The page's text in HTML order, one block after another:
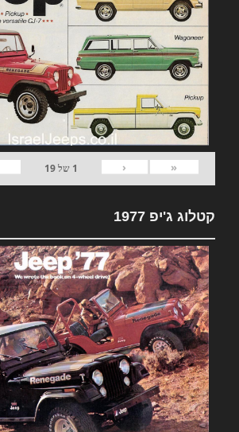
«
‹
1 של19
קטלוג ג'יפ 1977